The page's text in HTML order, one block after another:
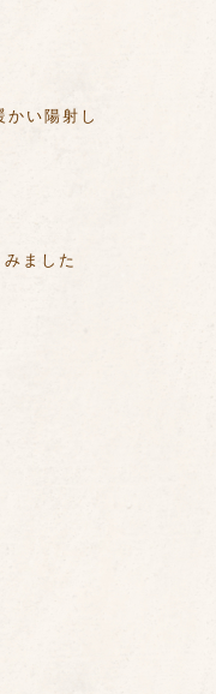
かい陽射し
ました